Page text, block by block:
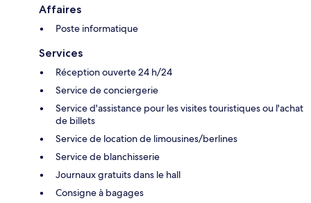
Affaires
Poste informatique
Services
Réception ouverte 24 h/24
Service de conciergerie
Service d'assistance pour les visites touristiques ou l'achat
de billets
Service de location de limousines/berlines
Service de blanchisserie
Journaux gratuits dans le hall
Consigne à bagages